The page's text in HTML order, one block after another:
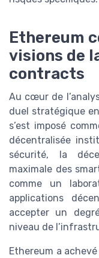
Ethereum
visions de
contracts
Au cœur de
duel stratégique
s’est imposé
décentralisée
sécurité, la
maximale des
comme un
applications
accepter un
niveau de
Ethereum a